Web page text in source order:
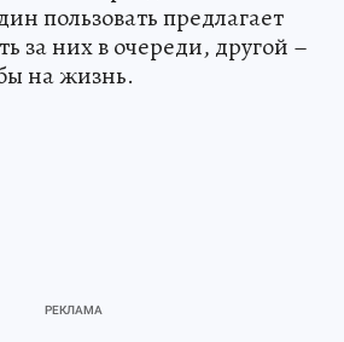
пользовать предлагает
за них в очереди, другой –
на жизнь.